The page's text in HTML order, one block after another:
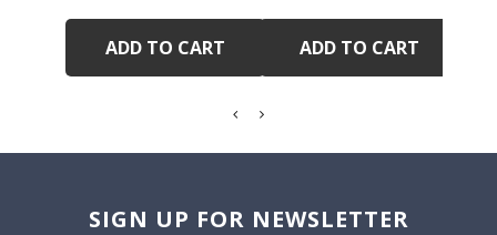
ADD TO CART ADD TO CART
SIGN UP FOR NEWSLETTER